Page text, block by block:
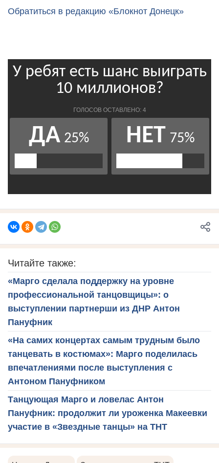
Обратиться в редакцию «Блокнот Донецк»
Читайте также:
«Марго сделала поддержку на уровне
профессиональной танцовщицы»: о
выступлении партнерши из ДНР Антон
Пануфник
«На самих концертах самым трудным было
танцевать в костюмах»: Марго поделилась
впечатлениями после выступления с
Антоном Пануфником
Танцующая Марго и ловелас Антон
Пануфник: продолжит ли уроженка Макеевки
участие в «Звездные танцы» на ТНТ